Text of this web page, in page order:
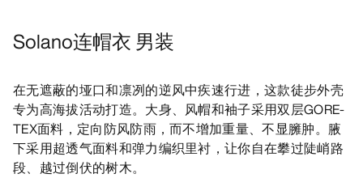
Solano连帽衣 男装
在无遮蔽的垭口和凛冽的逆风中疾速行进，这款徒步外壳
专为高海拔活动打造。大身、风帽和袖子采用双层GORE-
TEX面料，定向防风防雨，而不增加重量、不显臃肿。腋
下采用超透气面料和弹力编织里衬，让你自在攀过陡峭路
段、越过倒伏的树木。